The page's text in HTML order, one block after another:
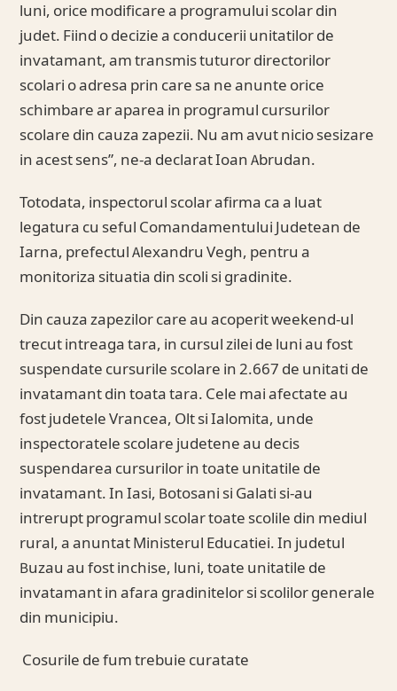
luni, orice modificare a programului scolar din
judet. Fiind o decizie a conducerii unitatilor de
invatamant, am transmis tuturor directorilor
scolari o adresa prin care sa ne anunte orice
schimbare ar aparea in programul cursurilor
scolare din cauza zapezii. Nu am avut nicio sesizare
in acest sens”, ne-a declarat Ioan Abrudan.
Totodata, inspectorul scolar afirma ca a luat
legatura cu seful Comandamentului Judetean de
Iarna, prefectul Alexandru Vegh, pentru a
monitoriza situatia din scoli si gradinite.
Din cauza zapezilor care au acoperit weekend-ul
trecut intreaga tara, in cursul zilei de luni au fost
suspendate cursurile scolare in 2.667 de unitati de
invatamant din toata tara. Cele mai afectate au
fost judetele Vrancea, Olt si Ialomita, unde
inspectoratele scolare judetene au decis
suspendarea cursurilor in toate unitatile de
invatamant. In Iasi, Botosani si Galati si-au
intrerupt programul scolar toate scolile din mediul
rural, a anuntat Ministerul Educatiei. In judetul
Buzau au fost inchise, luni, toate unitatile de
invatamant in afara gradinitelor si scolilor generale
din municipiu.
Cosurile de fum trebuie curatate